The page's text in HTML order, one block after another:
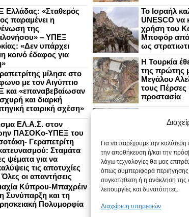
Για να παρέχουμε την
την αποθήκευση ή/και την
λόγω τεχνολογίες θα μας
όπως συμπεριφορά περιήγησης
συγκατάθεση ή η ανάκληση της
λειτουργίες και δυνατότητες.
Διαχείριση υπηρεσιών
Ελλάδας: «Σταθερός
παραμένει η
της
– ΥΠΕΞ
«Δεν υπάρχει
κοινό έδαφος για
μίλησε στο
με τον Αιγύπτιο
και «επαναβεβαίωσαν
και διαρκή
εταιρική σχέση»
ΕΛ.Α.Σ. στον
ΠΑΣΟΚο-ΥΠΕΞ του
Γεραπετρίτη
Σταμάτα
ψέματα για να
τις αποτυχίες
οι απαντήσεις
Κύπρου-Μπαχρέιν
Συνύπαρξη και τη
Πολυμορφία
Το Ισραήλ
UNESCO να
χρήση του
Μποφόρ από
ως
Η Τουρκία
της πρώτης
Μεγάλου
τους Πέρσες
προστασία
ανακτόρου
στο Παλάτι
Οι
χαλασμένα
με ευρήματα